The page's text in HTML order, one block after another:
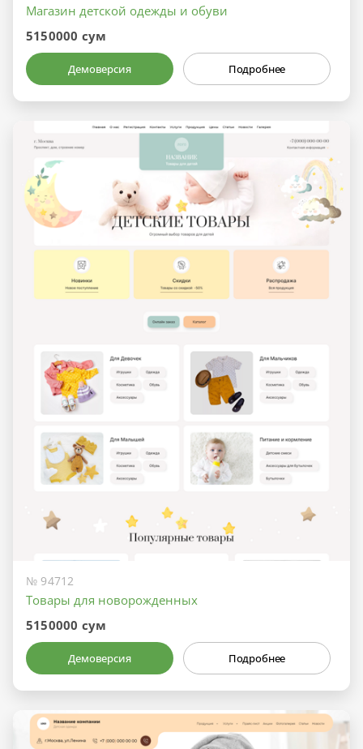
Магазин детской одежды и обуви
5150000 сум
Демоверсия Подробнее
№ 94712
Товары для новорожденных
5150000 сум
Демоверсия Подробнее